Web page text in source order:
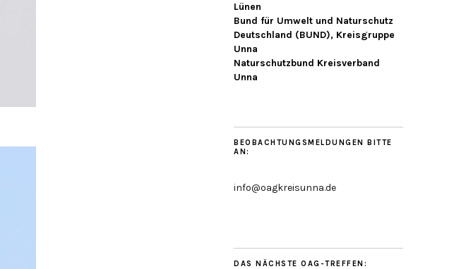
Lünen
Bund für Umwelt und Naturschutz
Deutschland (BUND), Kreisgruppe
Unna
Naturschutzbund Kreisverband
Unna
BEOBACHTUNGSMELDUNGEN BITTE
AN:
info@oagkreisunna.de
DAS NÄCHSTE OAG-TREFFEN: